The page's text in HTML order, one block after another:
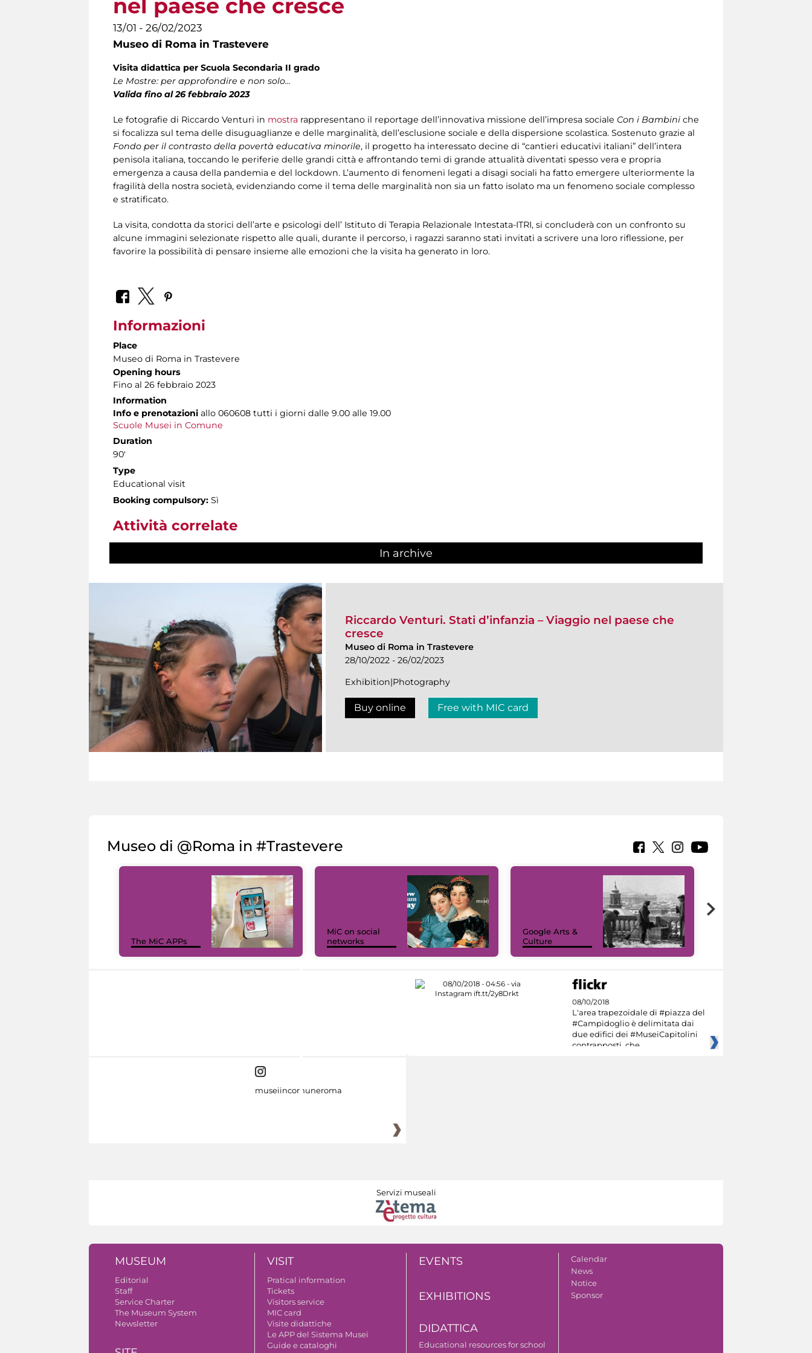
nel paese che cresce
13/01 - 26/02/2023
Museo di Roma in Trastevere
Visita didattica per Scuola Secondaria II grado
Le Mostre: per approfondire e non solo...
Valida fino al 26 febbraio 2023
Le fotografie di Riccardo Venturi in mostra rappresentano il reportage dell’innovativa missione dell’impresa sociale Con i Bambini che
si focalizza sul tema delle disuguaglianze e delle marginalità, dell’esclusione sociale e della dispersione scolastica. Sostenuto grazie al
Fondo per il contrasto della povertà educativa minorile, il progetto ha interessato decine di “cantieri educativi italiani” dell’intera
penisola italiana, toccando le periferie delle grandi città e affrontando temi di grande attualità diventati spesso vera e propria
emergenza a causa della pandemia e del lockdown. L’aumento di fenomeni legati a disagi sociali ha fatto emergere ulteriormente la
fragilità della nostra società, evidenziando come il tema delle marginalità non sia un fatto isolato ma un fenomeno sociale complesso
e stratificato.
La visita, condotta da storici dell’arte e psicologi dell’ Istituto di Terapia Relazionale Intestata-ITRI, si concluderà con un confronto su
alcune immagini selezionate rispetto alle quali, durante il percorso, i ragazzi saranno stati invitati a scrivere una loro riflessione, per
favorire la possibilità di pensare insieme alle emozioni che la visita ha generato in loro.
Informazioni
Place
Museo di Roma in Trastevere
Opening hours
Fino al 26 febbraio 2023
Information
Info e prenotazioni allo 060608 tutti i giorni dalle 9.00 alle 19.00
Scuole Musei in Comune
Duration
90'
Type
Educational visit
Booking compulsory: Sì
Attività correlate
In archive
Riccardo Venturi. Stati d’infanzia – Viaggio nel paese che
cresce
Museo di Roma in Trastevere
28/10/2022 - 26/02/2023
Exhibition|Photography
Buy online Free with MIC card
Museo di @Roma in #Trastevere
The MiC APPs
MiC on social
networks
Google Arts &
Culture
08/10/2018
L'area trapezoidale di #piazza del
#Campidoglio è delimitata dai
due edifici dei #MuseiCapitolini
contrapposti, che
museiincomuneroma
Servizi museali
MUSEUM
Editorial
Staff
Service Charter
The Museum System
Newsletter
VISIT
Pratical information
Tickets
Visitors service
MIC card
Visite didattiche
Le APP del Sistema Musei
Guide e cataloghi
EVENTS
EXHIBITIONS
DIDATTICA
Educational resources for school
Calendar
News
Notice
Sponsor